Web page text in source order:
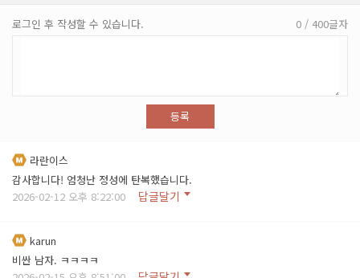
로그인 후 작성할 수 있습니다. 0 / 400글자
등록
라란이스
감사합니다! 엄청난 정성에 탄복했습니다.
2026-02-12 오후 8:22:00
답글달기
karun
비싼 남자. ㅋㅋㅋㅋ